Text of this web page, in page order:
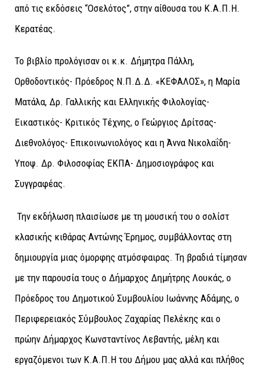
από τις εκδόσεις “Οσελότος”, στην αίθουσα του Κ.Α.Π.Η.
Κερατέας.
Το βιβλίο προλόγισαν οι κ.κ. Δήμητρα Πάλλη,
Ορθοδοντικός- Πρόεδρος Ν.Π.Δ.Δ. «ΚΕΦΑΛΟΣ», η Μαρία
Ματάλα, Δρ. Γαλλικής και Ελληνικής Φιλολογίας-
Εικαστικός- Κριτικός Τέχνης, ο Γεώργιος Δρίτσας-
Διεθνολόγος- Επικοινωνιολόγος και η Άννα Νικολαΐδη-
Υποψ. Δρ. Φιλοσοφίας ΕΚΠΑ- Δημοσιογράφος και
Συγγραφέας.
Την εκδήλωση πλαισίωσε με τη μουσική του ο σολίστ
κλασικής κιθάρας Αντώνης Έρημος, συμβάλλοντας στη
δημιουργία μιας όμορφης ατμόσφαιρας. Τη βραδιά τίμησαν
με την παρουσία τους ο Δήμαρχος Δημήτρης Λουκάς, ο
Πρόεδρος του Δημοτικού Συμβουλίου Ιωάννης Αδάμης, ο
Περιφερειακός Σύμβουλος Ζαχαρίας Πελέκης και ο
πρώην Δήμαρχος Κωνσταντίνος Λεβαντής, μέλη και
εργαζόμενοι των Κ.Α.Π.Η του Δήμου μας αλλά και πλήθος